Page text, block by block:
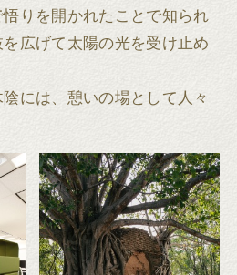
りを開かれたことで知られ
広げて太陽の光を受け止め
には、憩いの場として人々